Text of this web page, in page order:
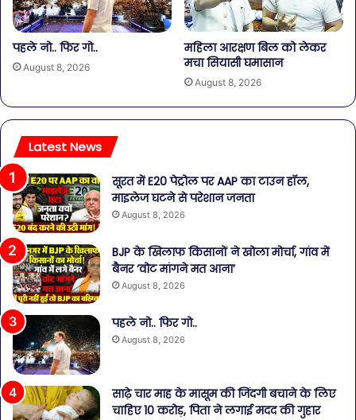
पहले नो.. फिर गो..
August 8, 2026
महिला आरक्षण बिल को लेकर
मचा सियासी घमासान
August 8, 2026
Latest News
सूरत में E20 पेट्रोल पर AAP का टाउन हॉल,
माइलेज घटने से परेशान जनता
August 8, 2026
BJP के खिलाफ किसानों ने खोला मोर्चा, गांव में
बैनर ‘वोट मांगने मत आना’
August 8, 2026
पहले नो.. फिर गो..
August 8, 2026
साढ़े चार माह के मासूम की जिंदगी बचाने के लिए
चाहिए 10 करोड़, पिता ने लगाई मदद की गुहार